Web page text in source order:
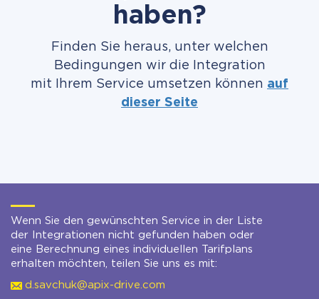
haben?
Finden Sie heraus, unter welchen
Bedingungen wir die Integration
mit Ihrem Service umsetzen können auf
dieser Seite
Wenn Sie den gewünschten Service in der Liste
der Integrationen nicht gefunden haben oder
eine Berechnung eines individuellen Tarifplans
erhalten möchten, teilen Sie uns es mit:
d.savchuk@apix-drive.com